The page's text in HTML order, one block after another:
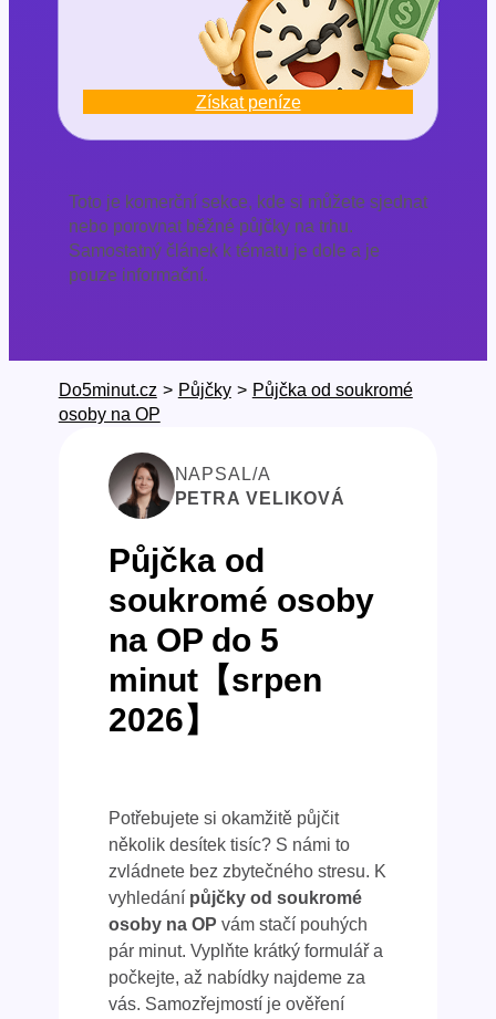
Získat peníze
Toto je komerční sekce, kde si můžete sjednat
nebo porovnat běžné půjčky na trhu.
Samostatný článek k tématu je dole a je
pouze informační.
Do5minut.cz > Půjčky > Půjčka od soukromé
osoby na OP
NAPSAL/A
PETRA VELIKOVÁ
Půjčka od
soukromé osoby
na OP do 5
minut【srpen
2026】
Potřebujete si okamžitě půjčit
několik desítek tisíc? S námi to
zvládnete bez zbytečného stresu. K
vyhledání půjčky od soukromé
osoby na OP vám stačí pouhých
pár minut. Vyplňte krátký formulář a
počkejte, až nabídky najdeme za
vás. Samozřejmostí je ověření